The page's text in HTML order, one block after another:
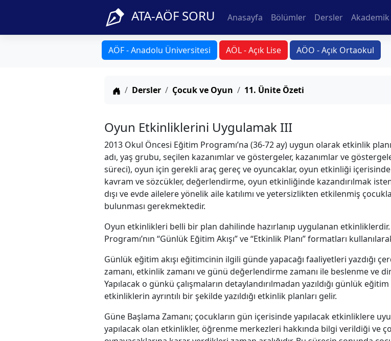
ATA-AÖF SORU Anasayfa Bölümler Dersler Akademik
AÖF - Anadolu Üniversitesi AÖL - Açık Lise AÖO - Açık Ortaokul
Anasayfa
Dersler Çocuk ve Oyun 11. Ünite Özeti
Oyun Etkinliklerini Uygulamak III
2013 Okul Öncesi Eğitim Programı’na (36-72 ay) uygun olarak etkinlik
adı, yaş grubu, seçilen kazanımlar ve göstergeler, kazanımlar ve
süreci), oyun için gerekli araç gereç ve oyuncaklar, oyun etkinliği
kavram ve sözcükler, değerlendirme, oyun etkinliğinde kazandırılmak
dışı ve evde ailelere yönelik aile katılımı ve yetersizlikten etkilenmiş
bulunması gerekmektedir.
Oyun etkinlikleri belli bir plan dahilinde hazırlanıp uygulanan
Programı’nın “Günlük Eğitim Akışı” ve “Etkinlik Planı” formatları
Günlük eğitim akışı eğitimcinin ilgili günde yapacağı faaliyetleri yazdığı
zamanı, etkinlik zamanı ve günü değerlendirme zamanı ile beslenme ve
Yapılacak o günkü çalışmaların detaylandırılmadan yazıldığı günlük
etkinliklerin ayrıntılı bir şekilde yazıldığı etkinlik planları gelir.
Güne Başlama Zamanı; çocukların gün içerisinde yapılacak etkinliklere
yapılacak olan etkinlikler, öğrenme merkezleri hakkında bilgi verildiği ve